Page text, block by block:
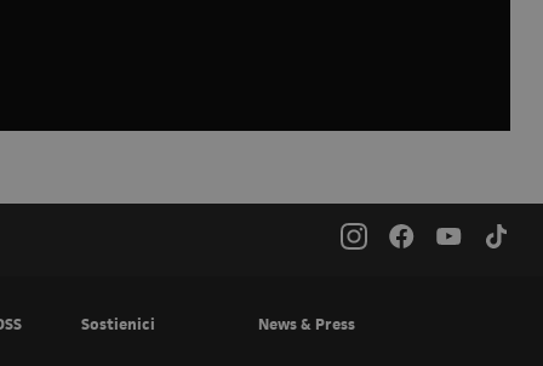
Sostienici News & Press